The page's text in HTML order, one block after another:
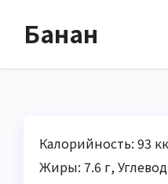
Банан
Калорийность: 93
Жиры: 7.6 г,